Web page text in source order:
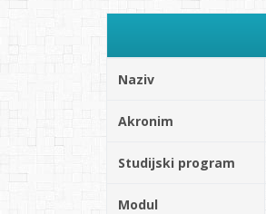
Naziv
Akronim
Studijski program
Modul